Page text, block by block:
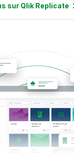
sur Qlik Replicate